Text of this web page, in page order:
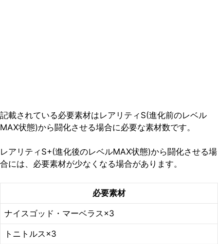
記載されている必要素材はレアリティS(進化前のレベル
MAX状態)から闘化させる場合に必要な素材数です。
レアリティS+(進化後のレベルMAX状態)から闘化させる場
合には、必要素材が少なくなる場合があります。
必要素材
ナイスゴッド・マーベラス×3
トニトルス×3